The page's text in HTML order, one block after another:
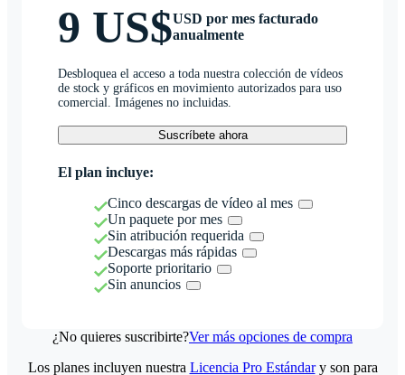
9 US$USD por mes facturado
anualmente
Desbloquea el acceso a toda nuestra colección de vídeos
de stock y gráficos en movimiento autorizados para uso
comercial. Imágenes no incluidas.
Suscríbete ahora
El plan incluye:
Cinco descargas de vídeo al mes
Un paquete por mes
Sin atribución requerida
Descargas más rápidas
Soporte prioritario
Sin anuncios
¿No quieres suscribirte?Ver más opciones de compra
Los planes incluyen nuestra Licencia Pro Estándary son para